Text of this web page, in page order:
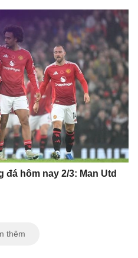
hôm nay 2/3: Man Utd
thêm